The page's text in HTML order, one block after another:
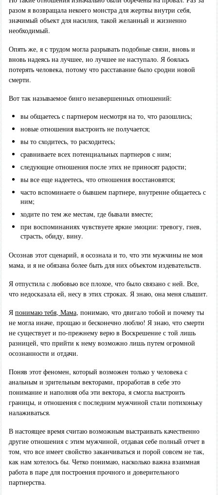
разом я возвращала некоего монстра для жертвы внутри себя,
значимый объект для насилия, такой желанный и жизненно
необходимый.
Опять же, я с трудом могла разрывать подобные связи, вновь и
вновь надеясь на лучшее, но лучшее не наступало. Я боялась
потерять человека, потому что расставание было сродни новой
смерти.
Вот так называемое бинго незавершенных отношений:
вы общаетесь с партнером несмотря на то, что разошлись;
новые отношения выстроить не получается;
вы то сходитесь, то расходитесь;
сравниваете всех потенциальных партнеров с ним;
следующие отношения после этих не приносят радости;
вы все еще надеетесь, что отношения восстановятся;
часто вспоминаете о бывшем партнере, внутренне общаетесь с
ним;
ходите по тем же местам, где бывали вместе;
при воспоминаниях чувствуете яркие эмоции: тревогу, гнев,
страсть, обиду, вину.
Осознав этот сценарий, я осознала и то, что эти мужчины не моя
мама, и я не обязана более быть для них объектом издевательств.
Я отпустила с любовью все плохое, что было связано с ней. Все,
что недосказала ей, несу в этих строках. Я знаю, она меня слышит.
Я понимаю тебя, Мама, понимаю, что двигало тобой и почему ты
не могла иначе, прощаю и бесконечно люблю! Я знаю, что смерти
не существует и по-прежнему верю в Воскрешение с той лишь
разницей, что прийти к нему возможно лишь путем огромной
осознанности и отдачи.
Поняв этот феномен, который возможен только у человека с
анальным и зрительным векторами, проработав в себе это
понимание и наполняя оба эти вектора, я смогла выстроить
границы, и отношения с последним мужчиной стали потихоньку
налаживаться.
В настоящее время считаю возможным выстраивать качественно
другие отношения с этим мужчиной, отдавая себе полный отчет в
том, что все имеет свойство заканчиваться и порой совсем не так,
как нам хотелось бы. Четко понимаю, насколько важна взаимная
работа в паре для построения прочного и доверительного
партнерства.